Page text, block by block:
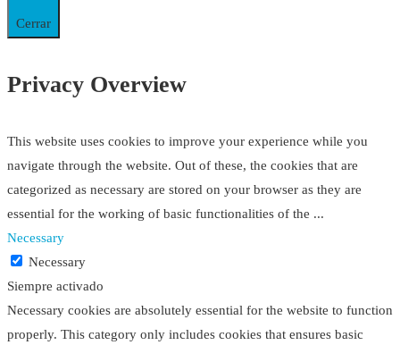
Cerrar
Privacy Overview
This website uses cookies to improve your experience while you
navigate through the website. Out of these, the cookies that are
categorized as necessary are stored on your browser as they are
essential for the working of basic functionalities of the ...
Necessary
Necessary
Siempre activado
Necessary cookies are absolutely essential for the website to function
properly. This category only includes cookies that ensures basic